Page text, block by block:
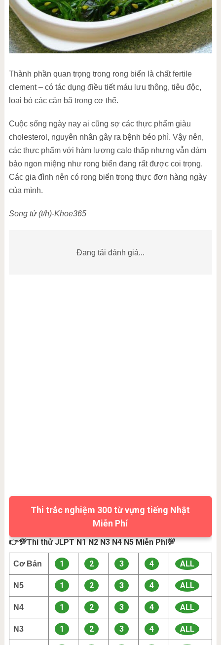
Thành phần quan trọng trong rong biển là chất fertile
clement – có tác dụng điều tiết máu lưu thông, tiêu độc,
loại bỏ các cặn bã trong cơ thể.
Cuộc sống ngày nay ai cũng sợ các thực phẩm giàu
cholesterol, nguyên nhân gây ra bệnh béo phì. Vậy nên,
các thực phẩm với hàm lượng calo thấp nhưng vẫn đảm
bảo ngon miệng như rong biển đang rất được coi trọng.
Các gia đình nên có rong biển trong thực đơn hàng ngày
của mình.
Song tử (t/h)-Khoe365
Đang tải đánh giá...
Thi trắc nghiệm 300 từ vựng tiếng Nhật
Miễn Phí
👉💯Thi thử JLPT N1 N2 N3 N4 N5 Miễn Phí💯
Cơ Bản 1 2 3 4 ALL
N5 1 2 3 4 ALL
N4 1 2 3 4 ALL
N3 1 2 3 4 ALL